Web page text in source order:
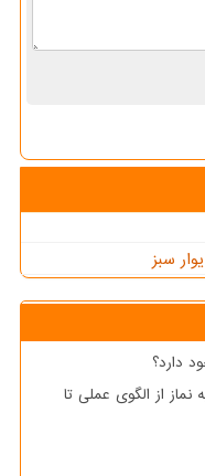
سبز
دارد؟
از الگوی عملی تا